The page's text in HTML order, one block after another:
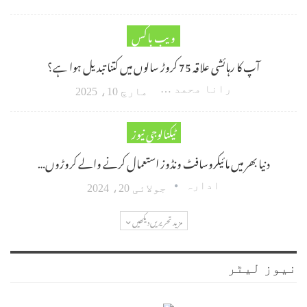
ویب باکس
آپ کا رہائشی علاقہ 75 کروڑ سالوں میں کتنا تبدیل ہوا ہے؟
رانا محمد امین اکبر مارچ 10، 2025
ٹیکنالوجی نیوز
دنیا بھر میں مائیکروسافٹ ونڈوز استعمال کرنے والے کروڑوں…
ادارہ جولائی 20، 2024
مزید تحریریں دیکھیں
نیوز لیٹر